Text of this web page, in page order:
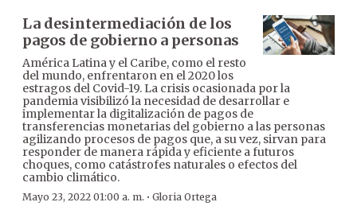
La desintermediación de los
pagos de gobierno a personas
América Latina y el Caribe, como el resto
del mundo, enfrentaron en el 2020 los
estragos del Covid-19. La crisis ocasionada por la
pandemia visibilizó la necesidad de desarrollar e
implementar la digitalización de pagos de
transferencias monetarias del gobierno a las personas
agilizando procesos de pagos que, a su vez, sirvan para
responder de manera rápida y eficiente a futuros
choques, como catástrofes naturales o efectos del
cambio climático.
Mayo 23, 2022 01:00 a. m. · Gloria Ortega